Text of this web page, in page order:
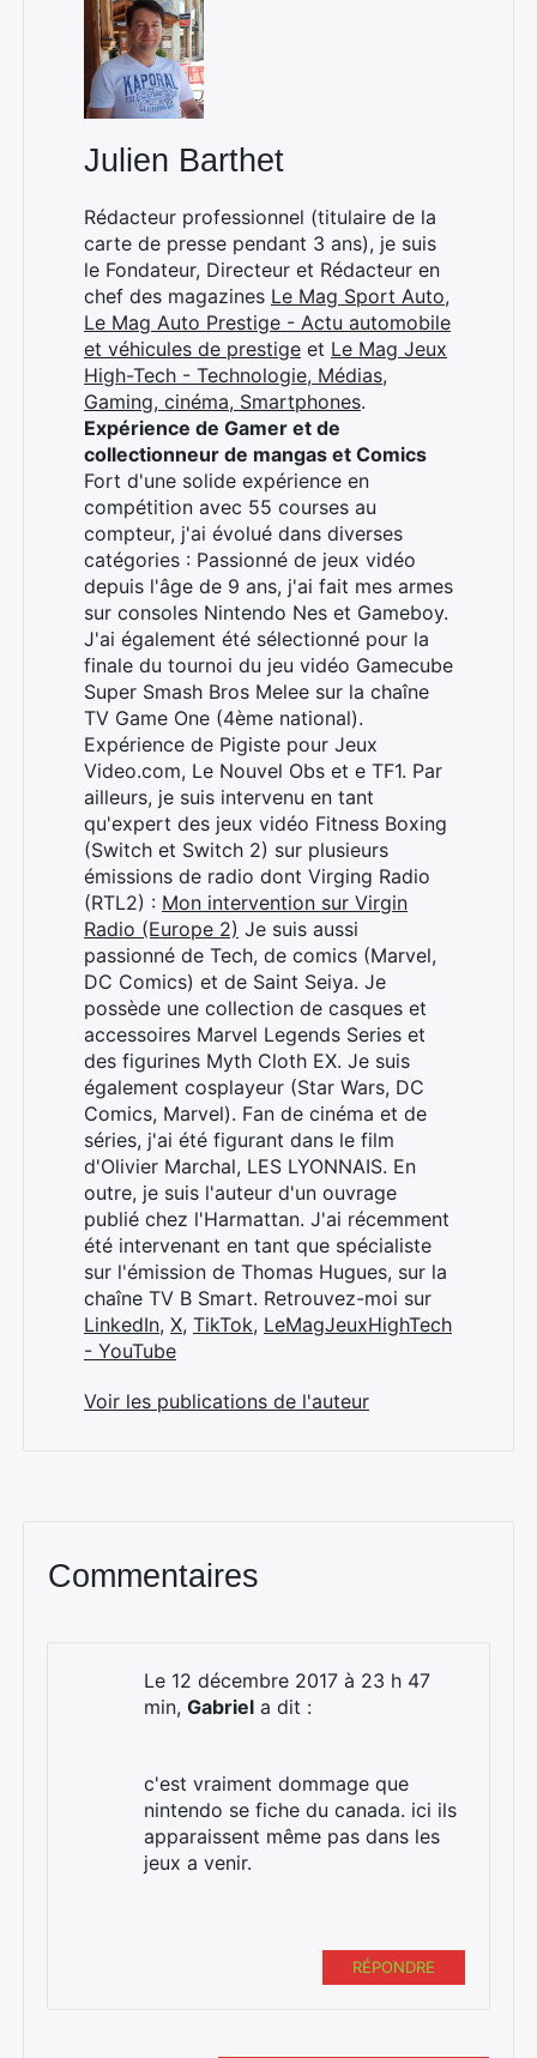
Julien Barthet
Rédacteur professionnel (titulaire de la
carte de presse pendant 3 ans), je suis
le Fondateur, Directeur et Rédacteur en
chef des magazines Le Mag Sport Auto,
Le Mag Auto Prestige - Actu automobile
et véhicules de prestige et Le Mag Jeux
High-Tech - Technologie, Médias,
Gaming, cinéma, Smartphones.
Expérience de Gamer et de
collectionneur de mangas et Comics
Fort d'une solide expérience en
compétition avec 55 courses au
compteur, j'ai évolué dans diverses
catégories : Passionné de jeux vidéo
depuis l'âge de 9 ans, j'ai fait mes armes
sur consoles Nintendo Nes et Gameboy.
J'ai également été sélectionné pour la
finale du tournoi du jeu vidéo Gamecube
Super Smash Bros Melee sur la chaîne
TV Game One (4ème national).
Expérience de Pigiste pour Jeux
Video.com, Le Nouvel Obs et e TF1. Par
ailleurs, je suis intervenu en tant
qu'expert des jeux vidéo Fitness Boxing
(Switch et Switch 2) sur plusieurs
émissions de radio dont Virging Radio
(RTL2) : Mon intervention sur Virgin
Radio (Europe 2) Je suis aussi
passionné de Tech, de comics (Marvel,
DC Comics) et de Saint Seiya. Je
possède une collection de casques et
accessoires Marvel Legends Series et
des figurines Myth Cloth EX. Je suis
également cosplayeur (Star Wars, DC
Comics, Marvel). Fan de cinéma et de
séries, j'ai été figurant dans le film
d'Olivier Marchal, LES LYONNAIS. En
outre, je suis l'auteur d'un ouvrage
publié chez l'Harmattan. J'ai récemment
été intervenant en tant que spécialiste
sur l'émission de Thomas Hugues, sur la
chaîne TV B Smart. Retrouvez-moi sur
LinkedIn, X, TikTok, LeMagJeuxHighTech
- YouTube
Voir les publications de l'auteur
Commentaires
Le 12 décembre 2017 à 23 h 47
min, Gabriel a dit :
c'est vraiment dommage que
nintendo se fiche du canada. ici ils
apparaissent même pas dans les
jeux a venir.
RÉPONDRE